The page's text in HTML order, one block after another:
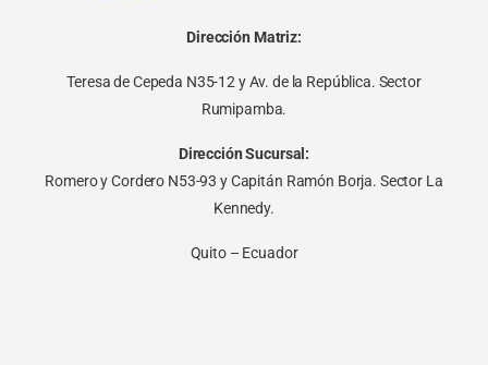
Dirección Matriz:
Teresa de Cepeda N35-12 y Av. de la República. Sector
Rumipamba.
Dirección Sucursal:
Romero y Cordero N53-93 y Capitán Ramón Borja. Sector La
Kennedy.
Quito – Ecuador